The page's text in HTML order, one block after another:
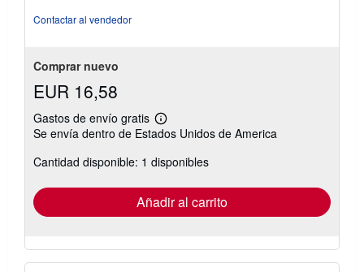
Contactar al vendedor
Comprar nuevo
EUR 16,58
Gastos de envío gratis
Más
información
las
tarifas
envío
Se envía dentro de Estados Unidos de America
Cantidad disponible: 1 disponibles
Añadir al carrito